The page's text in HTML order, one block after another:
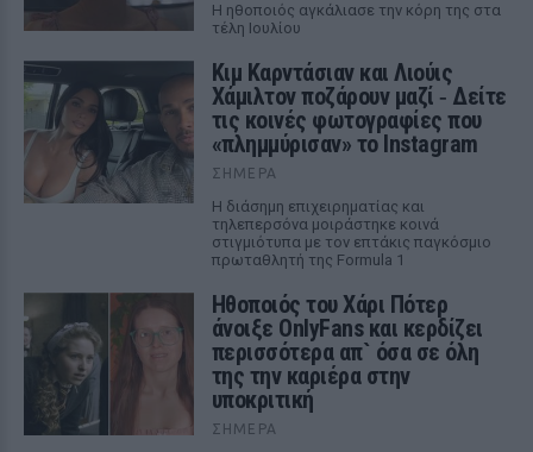
Η ηθοποιός αγκάλιασε την κόρη της στα
τέλη Ιουλίου
Κιμ Καρντάσιαν και Λιούις
Χάμιλτον ποζάρουν μαζί ‑ Δείτε
τις κοινές φωτογραφίες που
«πλημμύρισαν» το Instagram
ΣΉΜΕΡΑ
Η διάσημη επιχειρηματίας και
τηλεπερσόνα μοιράστηκε κοινά
στιγμιότυπα με τον επτάκις παγκόσμιο
πρωταθλητή της Formula 1
Ηθοποιός του Χάρι Πότερ
άνοιξε OnlyFans και κερδίζει
περισσότερα απ` όσα σε όλη
της την καριέρα στην
υποκριτική
ΣΉΜΕΡΑ